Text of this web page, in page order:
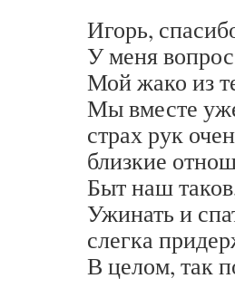
Игорь,
У меня
Мой жако из
Мы вместе
страх рук
близкие
Быт наш
Ужинать и
слегка
В целом, так